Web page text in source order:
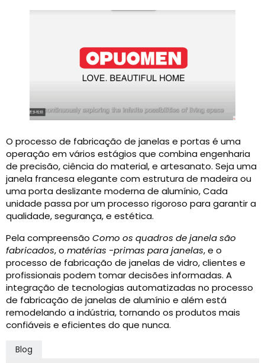
O processo de fabricação de janelas e portas é uma
operação em vários estágios que combina engenharia
de precisão, ciência do material, e artesanato. Seja uma
janela francesa elegante com estrutura de madeira ou
uma porta deslizante moderna de alumínio, Cada
unidade passa por um processo rigoroso para garantir a
qualidade, segurança, e estética.
Pela compreensão Como os quadros de janela são
fabricados, o matérias -primas para janelas, e o
processo de fabricação de janelas de vidro, clientes e
profissionais podem tomar decisões informadas. A
integração de tecnologias automatizadas no processo
de fabricação de janelas de alumínio e além está
remodelando a indústria, tornando os produtos mais
confiáveis ​​e eficientes do que nunca.
Blog